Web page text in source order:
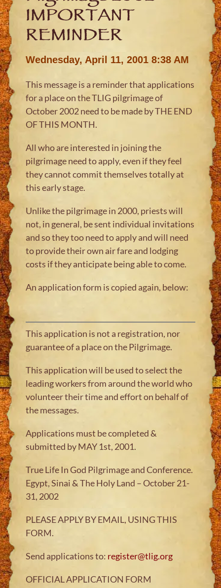
IMPORTANT
REMINDER
Wednesday, April 11, 2001 8:38 AM
This message is a reminder that applications
for a place on the TLIG pilgrimage of
October 2002 need to be made by THE END
OF THIS MONTH.
All who are interested in joining the
pilgrimage need to apply, even if they feel
they cannot commit themselves totally at
this early stage.
Unlike the pilgrimage in 2000, priests will
not, in general, be sent individual invitations
and so they too need to apply and will need
to provide their own air fare and lodging
costs if they anticipate being able to come.
An application form is copied again, below:
This application is not a registration, nor
guarantee of a place on the Pilgrimage.
This application will be used to select the
leading workers from around the world who
volunteer their time and effort on behalf of
the messages.
Applications must be completed &
submitted by MAY 1st, 2001.
True Life In God Pilgrimage and Conference.
Egypt, Sinai & The Holy Land – October 21-
31, 2002
PLEASE APPLY BY EMAIL, USING THIS
FORM.
Send applications to: register@tlig.org
OFFICIAL APPLICATION FORM